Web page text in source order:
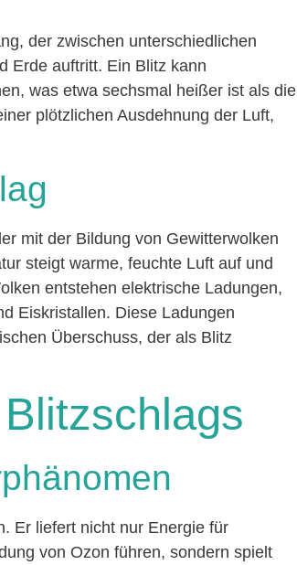
der zwischen unterschiedlichen
Erde auftritt. Ein Blitz kann
was etwa sechsmal heißer ist als die
plötzlichen Ausdehnung der Luft,
mit der Bildung von Gewitterwolken
steigt warme, feuchte Luft auf und
entstehen elektrische Ladungen,
Eiskristallen. Diese Ladungen
Überschuss, der als Blitz
Er liefert nicht nur Energie für
von Ozon führen, sondern spielt